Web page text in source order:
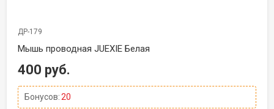
ДР-179
Мышь проводная JUEXIE Белая
400 руб.
Бонусов:20